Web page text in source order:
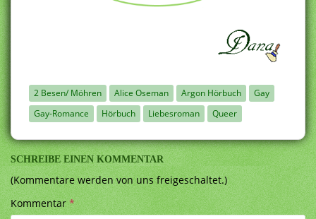
2 Besen/ Möhren Alice Oseman Argon Hörbuch
Gay
Gay-Romance
Hörbuch Liebesroman Queer
SCHREIBE EINEN KOMMENTAR
(Kommentare werden von uns freigeschaltet.)
Kommentar*